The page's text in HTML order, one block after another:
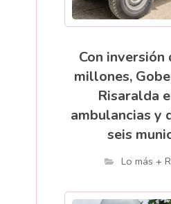
Con inversión
millones,
Risaralda
ambulancias y
seis
Lo más +